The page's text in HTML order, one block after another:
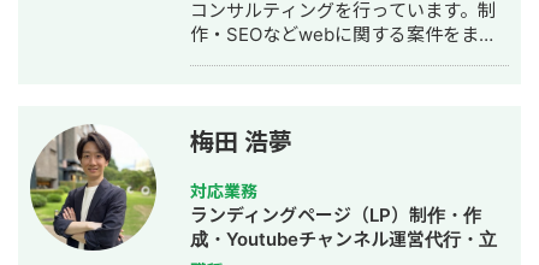
がらWeb制作の経験を積んできました
（バサジィ大分在籍時は完全プロ契約
のため1年間休職）。 アスリートとし
ロジェクトに全力で取り組みます。
コンサルティングを行っています。制
作・SEOなどwebに関する案件をまる
また、常にレスを早めに対応を心がけ
ておりまして24時間365日対応が可能
です。 実際、弊社は地域名＋施術で上
位表示が得意得意で、かなりの施術名
をハックしています。 また、医療広告
ガイドライン、薬機法にも対応した知
梅田 浩夢
対応業務
ランディングページ（LP）制作・作
成・Youtubeチャンネル運営代行・立